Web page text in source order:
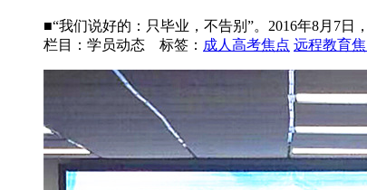
■“我们说好的：只毕业，不告别”。2016年8月7
栏目：学员动态 标签： 成人高考焦点 远程教育